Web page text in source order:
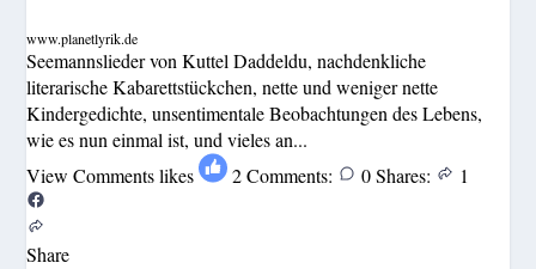
www.planetlyrik.de
Seemannslieder von Kuttel Daddeldu, nachdenkliche
literarische Kabarettstückchen, nette und weniger nette
Kindergedichte, unsentimentale Beobachtungen des Lebens,
wie es nun einmal ist, und vieles an...
View Comments likes 2 Comments: 0 Shares: 1
Share